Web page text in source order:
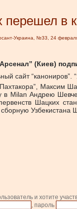
в
Украина, №33, 24
(Киев)
сайт “канониров”.
Максим
Milan Андрею
Шацких
сборную
и хотите
, пароль